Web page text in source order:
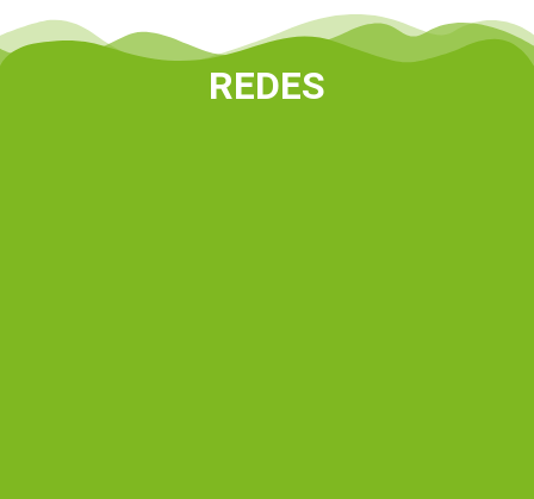
VALLEDUPAR Elder Dayan & Carlos Rueda 54:25
Grupo Niche le canta a Barranquilla
REDES